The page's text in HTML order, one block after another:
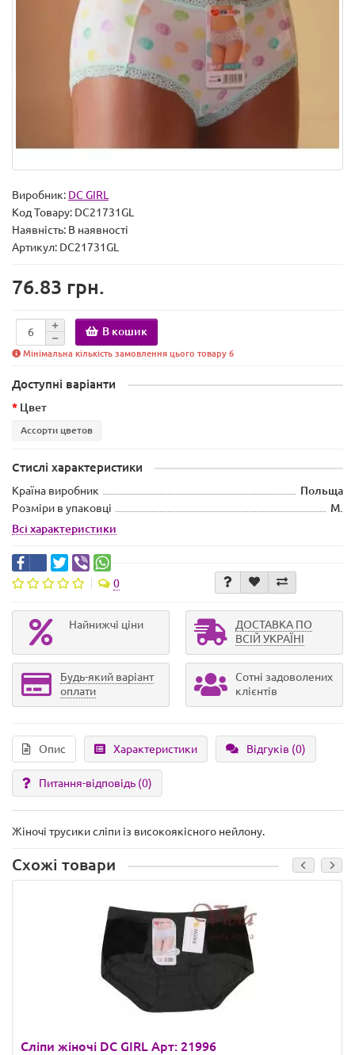
Виробник: DC GIRL
Код Товару: DC21731GL
Наявність: В наявності
Артикул: DC21731GL
76.83 грн.
В кошик
Мінімальна кількість замовлення цього товару 6
Доступні варіанти
Цвет
Ассорти цветов
Стислі характеристики
Країна виробник
Польща
Розміри в упаковці
M.
Всі характеристики
0
Найнижчі ціни
ДОСТАВКА ПО
ВСІЙ УКРАЇНІ
Будь-який варіант
оплати
Сотні задоволених
клієнтів
Опис Характеристики Відгуків (0)
Питання-відповідь (0)
Жіночі трусики сліпи із високоякісного нейлону.
Схожі товари
Сліпи жіночі DC GIRL Арт: 21996